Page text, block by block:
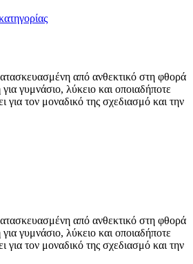
από ανθεκτικό στη φθορά
γυμνάσιο, λύκειο και οποιαδήποτε
για τον μοναδικό της σχεδιασμό και την
από ανθεκτικό στη φθορά
γυμνάσιο, λύκειο και οποιαδήποτε
για τον μοναδικό της σχεδιασμό και την